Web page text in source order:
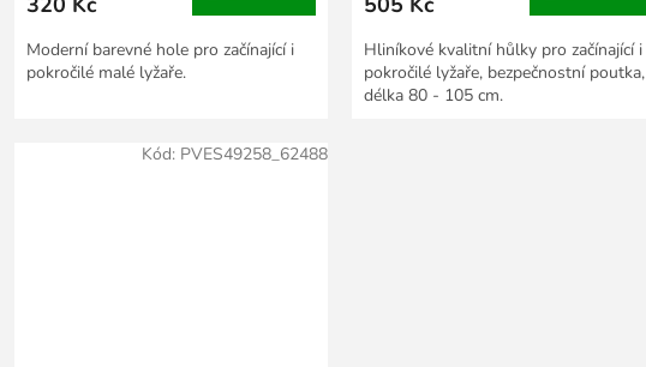
Moderní barevné hole pro začínající i
pokročilé malé lyžaře.
Hliníkové kvalitní hůlky pro začínající i
pokročilé lyžaře, bezpečnostní poutka,
délka 80 - 105 cm.
Kód: PVES49258_62488